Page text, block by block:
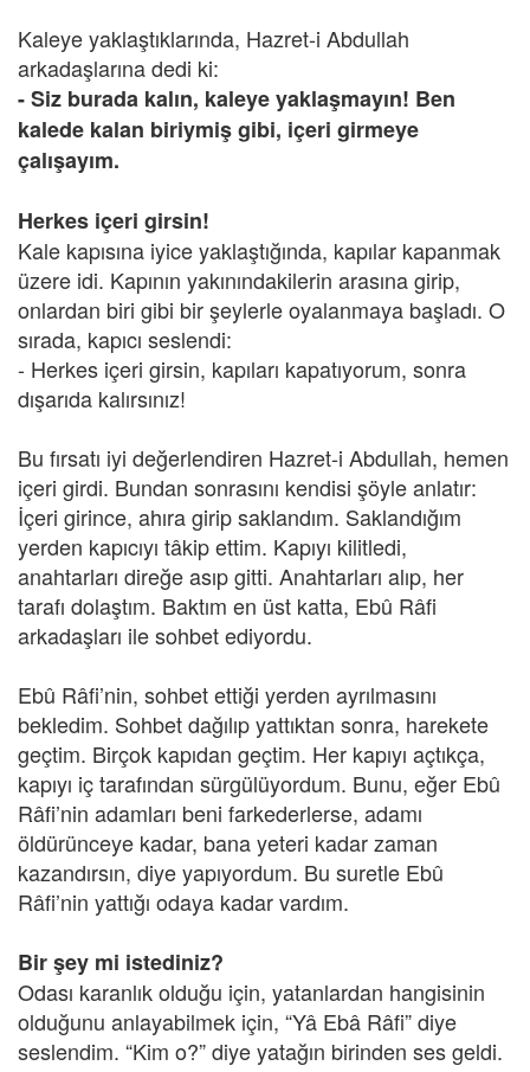
Kaleye yaklaştıklarında, Hazret-i Abdullah
arkadaşlarına dedi ki:
- Siz burada kalın, kaleye yaklaşmayın! Ben
kalede kalan biriymiş gibi, içeri girmeye
çalışayım.
Herkes içeri girsin!
Kale kapısına iyice yaklaştığında, kapılar kapanmak
üzere idi. Kapının yakınındakilerin arasına girip,
onlardan biri gibi bir şeylerle oyalanmaya başladı. O
sırada, kapıcı seslendi:
- Herkes içeri girsin, kapıları kapatıyorum, sonra
dışarıda kalırsınız!
Bu fırsatı iyi değerlendiren Hazret-i Abdullah, hemen
içeri girdi. Bundan sonrasını kendisi şöyle anlatır:
İçeri girince, ahıra girip saklandım. Saklandığım
yerden kapıcıyı tâkip ettim. Kapıyı kilitledi,
anahtarları direğe asıp gitti. Anahtarları alıp, her
tarafı dolaştım. Baktım en üst katta, Ebû Râfi
arkadaşları ile sohbet ediyordu.
Ebû Râfi’nin, sohbet ettiği yerden ayrılmasını
bekledim. Sohbet dağılıp yattıktan sonra, harekete
geçtim. Birçok kapıdan geçtim. Her kapıyı açtıkça,
kapıyı iç tarafından sürgülüyordum. Bunu, eğer Ebû
Râfi’nin adamları beni farkederlerse, adamı
öldürünceye kadar, bana yeteri kadar zaman
kazandırsın, diye yapıyordum. Bu suretle Ebû
Râfi’nin yattığı odaya kadar vardım.
Bir şey mi istediniz?
Odası karanlık olduğu için, yatanlardan hangisinin
olduğunu anlayabilmek için, “Yâ Ebâ Râfi” diye
seslendim. “Kim o?” diye yatağın birinden ses geldi.